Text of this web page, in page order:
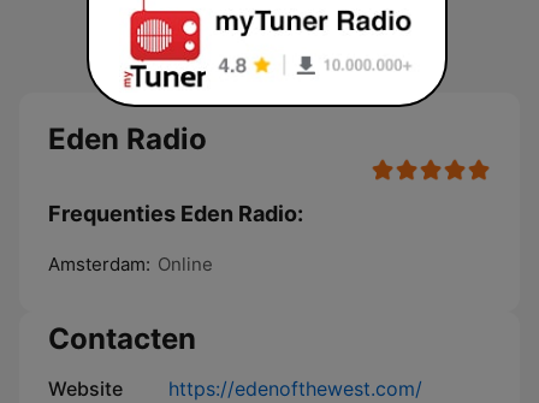
Eden Radio
Frequenties Eden Radio:
Amsterdam: Online
Contacten
Website https://edenofthewest.com/